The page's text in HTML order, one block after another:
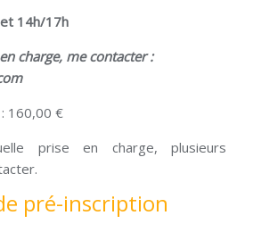
14h/17h
charge, me contacter :
160,00 €
prise en charge, plusieurs
pré-inscription